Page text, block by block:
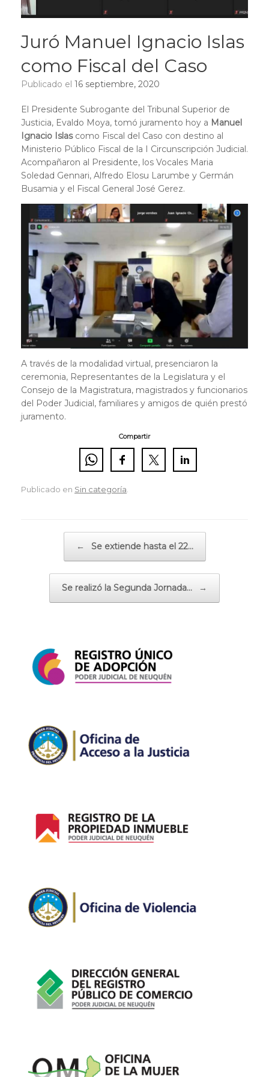
Juró Manuel Ignacio Islas
como Fiscal del Caso
Publicado el 16 septiembre, 2020
El Presidente Subrogante del Tribunal Superior de
Justicia, Evaldo Moya, tomó juramento hoy a Manuel
Ignacio Islascomo Fiscal del Caso con destino al
Ministerio Público Fiscal de la I Circunscripción Judicial.
Acompañaron al Presidente, los Vocales Maria
Soledad Gennari, Alfredo Elosu Larumbe y Germán
Busamia y el Fiscal General José Gerez.
A través de la modalidad virtual, presenciaron la
ceremonia, Representantes de la Legislatura y el
Consejo de la Magistratura, magistrados y funcionarios
del Poder Judicial, familiares y amigos de quién prestó
juramento.
Compartir
Publicado en Sin categoría
← Se extiende hasta el 22…
Se realizó la Segunda Jornada… →